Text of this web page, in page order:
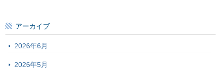
アーカイブ
2026年6月
2026年5月